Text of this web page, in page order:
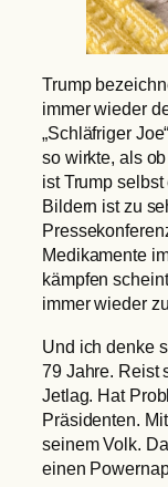
Trump
immer wieder
„Schläfriger
so wirkte, als
ist Trump
Bildern ist zu
Medikamente
kämpfen
immer wieder
Und ich denke
79 Jahre. Reist
Jetlag. Hat
Präsidenten.
seinem Volk.
einen